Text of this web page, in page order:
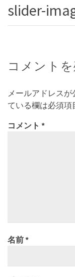
slider-
コメント
メールアドレスが
ている欄は必須項
コメント *
名前*